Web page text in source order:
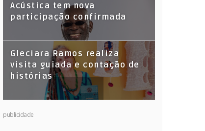
Acústica tem nova
participação confirmada
Gleciara Ramos realiza
visita guiada e contação de
histórias
publicidade